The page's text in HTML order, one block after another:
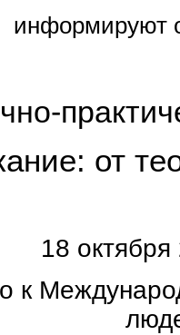
информируют
от
18
к